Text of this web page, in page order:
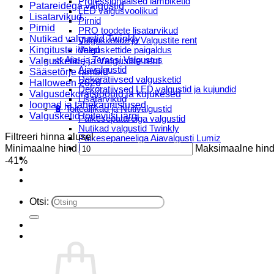
LED valgusvoolikud
Pirnid
PRO toodete lisatarvikud
Valgusketide ja Valgustite rent
Valguskettide paigaldus
🌿 Aia- ja Terassi Valgustus
Aiavalgustid
Dekoratiivsed valgusketid
Dekoratiivsed LED valgustid ja kujundid
Lisatarvikud
🔋 Toiteallikad ja Nutivalgustid
Päikesepatareiga valgustid
Nutikad valgustid Twinkly
Päikesepaneeliga Aiavalgusti Lumiz
Patareidega valgustid
Päikeselaternad Lumiz
Otsi:
Patareidega valgustid
Lisatarvikud
Pirnid
Nutikad valgustid Twinkly
Kingituste ideed
Valgusketide ja Valgustite rent
Sääsetõrje lambid
Halloween 2026
Valgusdekoratsioonid ja kujukesed
loomad ja tähekaunistused
Valgusketid toiteviisi järgi
Filtreeri hinna alusel
Minimaalne hind
Maksimaalne hind
-41%